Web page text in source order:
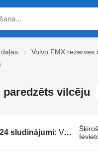
Volvo FMX rezerves
vilcēju
24 sludinājumi: Volvo FMX bremžu regulētājvārsti paredzēts vilcēju